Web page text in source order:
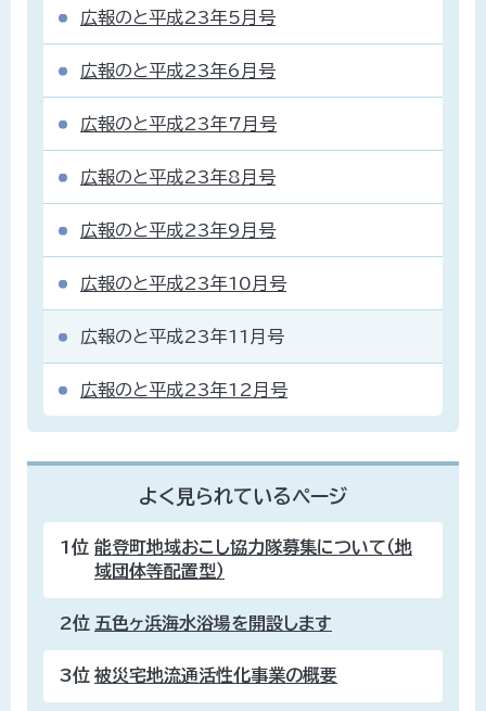
広報のと平成23年5月号
広報のと平成23年6月号
広報のと平成23年7月号
広報のと平成23年8月号
広報のと平成23年9月号
広報のと平成23年10月号
広報のと平成23年11月号
広報のと平成23年12月号
よく見られているページ
1位 能登町地域おこし協力隊募集について（地
域団体等配置型）
2位 五色ヶ浜海水浴場を開設します
3位 被災宅地流通活性化事業の概要